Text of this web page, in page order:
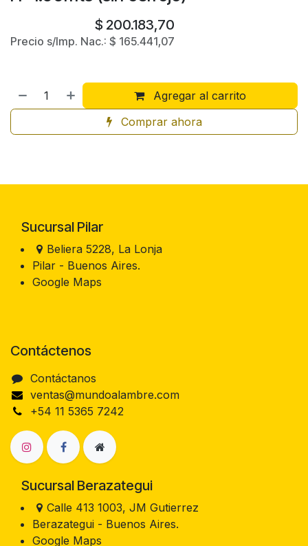
$ 200.183,70
Precio s/Imp. Nac.: $ 165.441,07
Agregar al carrito
Comprar ahora
Sucursal Pilar
Beliera 5228, La Lonja
Pilar - Buenos Aires.
Google Maps
Contáctenos
Contáctanos
ventas@mundoalambre.com
+54 11 5365 7242
Sucursal Berazategui
Calle 413 1003, JM Gutierrez
Berazategui - Buenos Aires.
Google Maps